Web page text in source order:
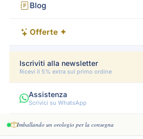
Blog
Offerte ✦
Iscriviti alla newsletter
Ricevi il 5% extra sul primo ordine
Assistenza
Scrivici su WhatsApp
Imballando un orologio per la consegna